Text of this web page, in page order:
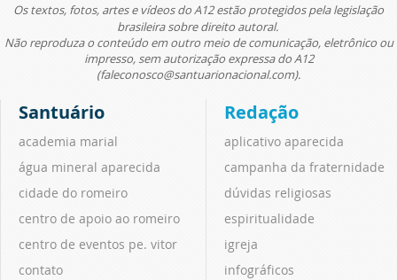
Os textos, fotos, artes e vídeos do A12 estão protegidos pela legislação
brasileira sobre direito autoral.
Não reproduza o conteúdo em outro meio de comunicação, eletrônico ou
impresso, sem autorização expressa do A12
(faleconosco@santuarionacional.com).
Santuário
academia marial
água mineral aparecida
cidade do romeiro
centro de apoio ao romeiro
centro de eventos pe. vitor
contato
Redação
aplicativo aparecida
campanha da fraternidade
dúvidas religiosas
espiritualidade
igreja
infográficos